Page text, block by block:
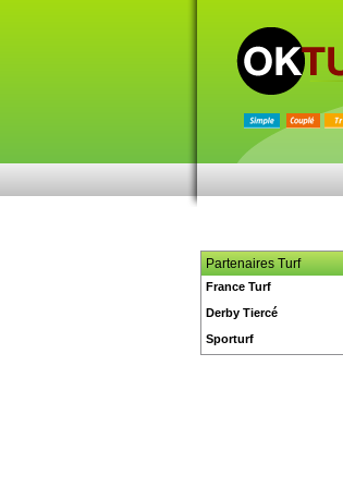
Partenaires Turf
France Turf
Derby Tiercé
Sporturf